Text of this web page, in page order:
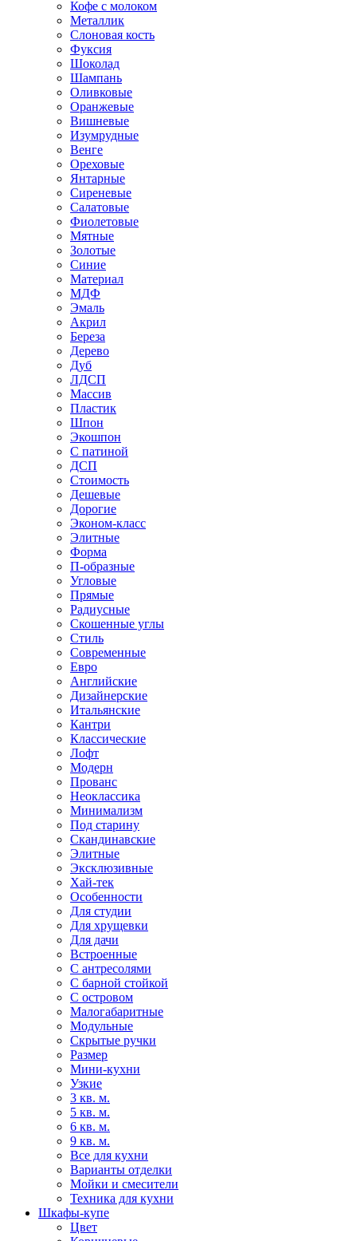
Кофе с молоком
Металлик
Слоновая кость
Фуксия
Шоколад
Шампань
Оливковые
Оранжевые
Вишневые
Изумрудные
Венге
Ореховые
Янтарные
Сиреневые
Салатовые
Фиолетовые
Мятные
Золотые
Синие
Материал
МДФ
Эмаль
Акрил
Береза
Дерево
Дуб
ЛДСП
Массив
Пластик
Шпон
Экошпон
С патиной
ДСП
Стоимость
Дешевые
Дорогие
Эконом-класс
Элитные
Форма
П-образные
Угловые
Прямые
Радиусные
Скошенные углы
Стиль
Современные
Евро
Английские
Дизайнерские
Итальянские
Кантри
Классические
Лофт
Модерн
Прованс
Неоклассика
Минимализм
Под старину
Скандинавские
Элитные
Эксклюзивные
Хай-тек
Особенности
Для студии
Для хрущевки
Для дачи
Встроенные
С антресолями
С барной стойкой
С островом
Малогабаритные
Модульные
Скрытые ручки
Размер
Мини-кухни
Узкие
3 кв. м.
5 кв. м.
6 кв. м.
9 кв. м.
Все для кухни
Варианты отделки
Мойки и смесители
Техника для кухни
Шкафы-купе
Цвет